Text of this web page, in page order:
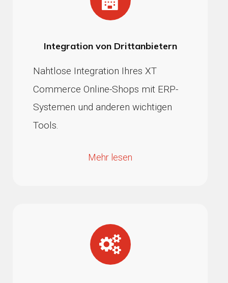
Integration von Drittanbietern
Nahtlose Integration Ihres XT
Commerce Online-Shops mit ERP-
Systemen und anderen wichtigen
Tools.
Mehr lesen